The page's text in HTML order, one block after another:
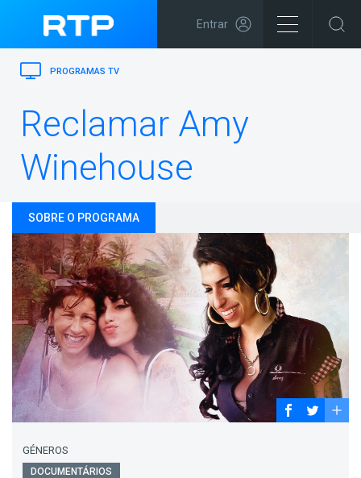
Entrar
PROGRAMAS TV
Reclamar Amy
Winehouse
SOBRE O PROGRAMA
GÉNEROS
DOCUMENTÁRIOS